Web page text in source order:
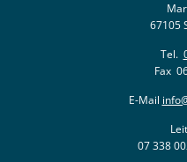
67105
Tel.
Fax
E-Mail
07 338